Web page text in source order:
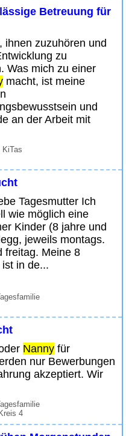
Betreuung für
ihnen zuzuhören und
zu
Was mich zu einer
macht, ist meine
und
an der Arbeit mit
KiTas
Tagesmutter Ich
wie möglich eine
Kinder (8 jahre und
jeweils montags.
freitag. Meine 8
in de...
Nanny für
nur Bewerbungen
akzeptiert. Wir
4